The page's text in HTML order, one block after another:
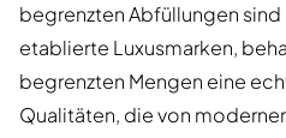
begrenzten Abfüllungen
etablierte Luxusmarken,
begrenzten Mengen eine
Qualitäten, die von